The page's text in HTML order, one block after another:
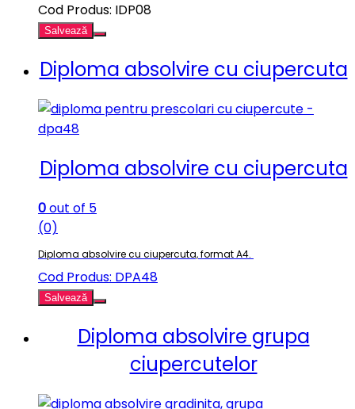
Cod Produs: IDP08
Salvează
Diploma absolvire cu ciupercuta
Diploma absolvire cu ciupercuta
0out of 5
(0)
Diploma absolvire cu ciupercuta, format A4.
Cod Produs: DPA48
Salvează
Diploma absolvire grupa
ciupercutelor